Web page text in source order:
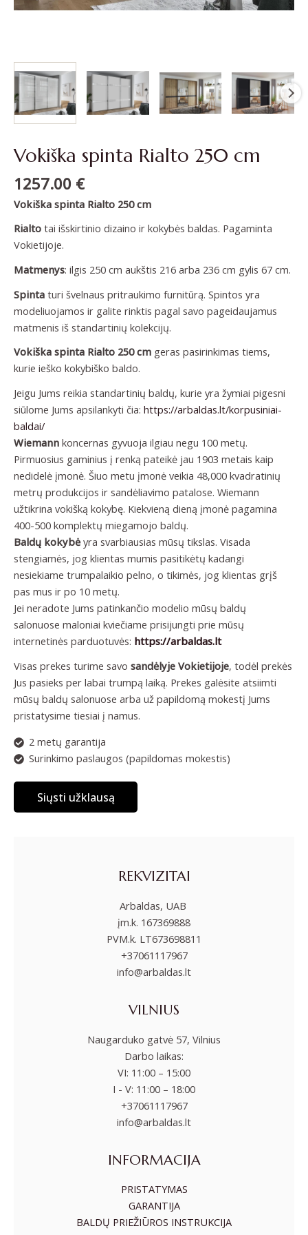
Vokiška spinta Rialto 250 cm
1257.00 €
Vokiška spinta Rialto 250 cm
Rialto tai išskirtinio dizaino ir kokybės baldas. Pagaminta
Vokietijoje.
Matmenys: ilgis 250 cm aukštis 216 arba 236 cm gylis 67 cm.
Spinta turi švelnaus pritraukimo furnitūrą. Spintos yra
modeliuojamos ir galite rinktis pagal savo pageidaujamus
matmenis iš standartinių kolekcijų.
Vokiška spinta Rialto 250 cm geras pasirinkimas tiems,
kurie ieško kokybiško baldo.
Jeigu Jums reikia standartinių baldų, kurie yra žymiai pigesni
siūlome Jums apsilankyti čia: https://arbaldas.lt/korpusiniai-
baldai/
Wiemann koncernas gyvuoja ilgiau negu 100 metų.
Pirmuosius gaminius į renką pateikė jau 1903 metais kaip
nedidelė įmonė. Šiuo metu įmonė veikia 48,000 kvadratinių
metrų produkcijos ir sandėliavimo patalose. Wiemann
užtikrina vokišką kokybę. Kiekvieną dieną įmonė pagamina
400-500 komplektų miegamojo baldų.
Baldų kokybėyra svarbiausias mūsų tikslas. Visada
stengiamės, jog klientas mumis pasitikėtų kadangi
nesiekiame trumpalaikio pelno, o tikimės, jog klientas grįš
pas mus ir po 10 metų.
Jei neradote Jums patinkančio modelio mūsų baldų
salonuose maloniai kviečiame prisijungti prie mūsų
internetinės parduotuvės: https://arbaldas.lt
Visas prekes turime savo sandėlyje Vokietijoje, todėl prekės
Jus pasieks per labai trumpą laiką. Prekes galėsite atsiimti
mūsų baldų salonuose arba už papildomą mokestį Jums
pristatysime tiesiai į namus.
2 metų garantija
Surinkimo paslaugos (papildomas mokestis)
Siųsti užklausą
REKVIZITAI
Arbaldas, UAB
įm.k. 167369888
PVM.k. LT673698811
+37061117967
info@arbaldas.lt
VILNIUS
Naugarduko gatvė 57, Vilnius
Darbo laikas:
VI: 11:00 – 15:00
I - V: 11:00 – 18:00
+37061117967
info@arbaldas.lt
INFORMACIJA
PRISTATYMAS
GARANTIJA
BALDŲ PRIEŽIŪROS INSTRUKCIJA